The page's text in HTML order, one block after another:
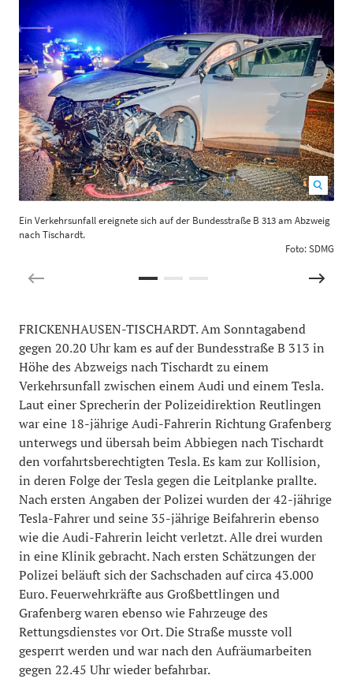
Ein Verkehrsunfall ereignete sich auf der Bundesstraße B 313 am Abzweig
nach Tischardt.
Foto: SDMG
FRICKENHAUSEN-TISCHARDT. Am Sonntagabend
gegen 20.20 Uhr kam es auf der Bundesstraße B 313 in
Höhe des Abzweigs nach Tischardt zu einem
Verkehrsunfall zwischen einem Audi und einem Tesla.
Laut einer Sprecherin der Polizeidirektion Reutlingen
war eine 18-jährige Audi-Fahrerin Richtung Grafenberg
unterwegs und übersah beim Abbiegen nach Tischardt
den vorfahrtsberechtigten Tesla. Es kam zur Kollision,
in deren Folge der Tesla gegen die Leitplanke prallte.
Nach ersten Angaben der Polizei wurden der 42-jährige
Tesla-Fahrer und seine 35-jährige Beifahrerin ebenso
wie die Audi-Fahrerin leicht verletzt. Alle drei wurden
in eine Klinik gebracht. Nach ersten Schätzungen der
Polizei beläuft sich der Sachschaden auf circa 43.000
Euro. Feuerwehrkräfte aus Großbettlingen und
Grafenberg waren ebenso wie Fahrzeuge des
Rettungsdienstes vor Ort. Die Straße musste voll
gesperrt werden und war nach den Aufräumarbeiten
gegen 22.45 Uhr wieder befahrbar.